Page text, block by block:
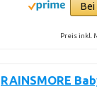
Bei
Preis inkl.
RAINSMORE